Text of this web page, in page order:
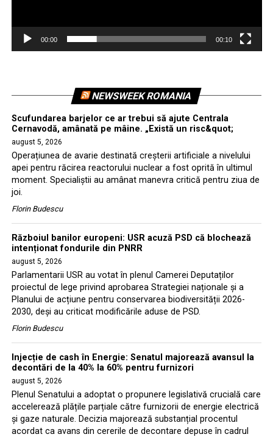
00:00 00:10
NEWSWEEK ROMANIA
Scufundarea barjelor ce ar trebui să ajute Centrala
Cernavodă, amânată pe mâine. „Există un risc&quot;
august 5, 2026
Operațiunea de avarie destinată creșterii artificiale a nivelului
apei pentru răcirea reactorului nuclear a fost oprită în ultimul
moment. Specialiștii au amânat manevra critică pentru ziua de
joi.
Florin Budescu
Războiul banilor europeni: USR acuză PSD că blochează
intenționat fondurile din PNRR
august 5, 2026
Parlamentarii USR au votat în plenul Camerei Deputaților
proiectul de lege privind aprobarea Strategiei naționale și a
Planului de acțiune pentru conservarea biodiversității 2026-
2030, deși au criticat modificările aduse de PSD.
Florin Budescu
Injecție de cash în Energie: Senatul majorează avansul la
decontări de la 40% la 60% pentru furnizori
august 5, 2026
Plenul Senatului a adoptat o propunere legislativă crucială care
accelerează plățile parțiale către furnizorii de energie electrică
și gaze naturale. Decizia majorează substanțial procentul
acordat ca avans din cererile de decontare depuse în cadrul